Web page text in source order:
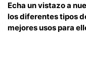
Echa un vistazo a
los diferentes tipos
mejores usos para